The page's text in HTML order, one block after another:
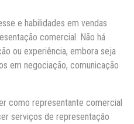
e habilidades em vendas
comercial. Não há
ou experiência, embora seja
em negociação, comunicação
como representante comercial
serviços de representação